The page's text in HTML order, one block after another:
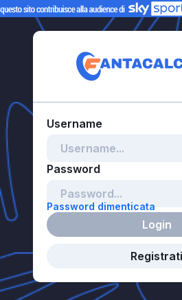
Password dimenticata
Login
Registrati